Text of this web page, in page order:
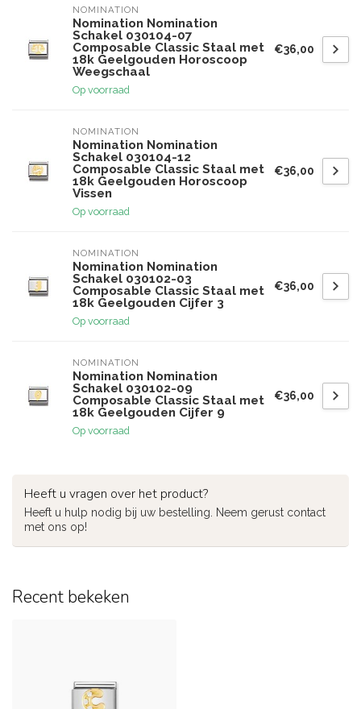
NOMINATION
Nomination Nomination
Schakel 030104-07
Composable Classic Staal met
18k Geelgouden Horoscoop
Weegschaal
Op voorraad
€36,00
NOMINATION
Nomination Nomination
Schakel 030104-12
Composable Classic Staal met
18k Geelgouden Horoscoop
Vissen
Op voorraad
€36,00
NOMINATION
Nomination Nomination
Schakel 030102-03
Composable Classic Staal met
18k Geelgouden Cijfer 3
Op voorraad
€36,00
NOMINATION
Nomination Nomination
Schakel 030102-09
Composable Classic Staal met
18k Geelgouden Cijfer 9
Op voorraad
€36,00
Heeft u vragen over het product?
Heeft u hulp nodig bij uw bestelling. Neem gerust contact
met ons op!
Recent bekeken